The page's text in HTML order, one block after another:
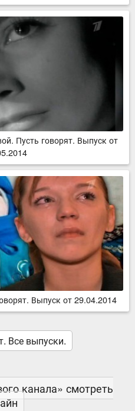
Пусть говорят. Выпуск от
Выпуск от 29.04.2014
Все выпуски.
канала» смотреть